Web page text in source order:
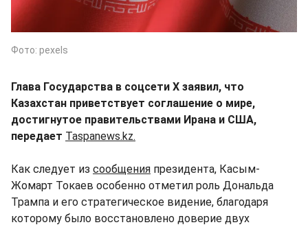
Фото: pexels
Глава Государства в соцсети Х заявил, что
Казахстан приветствует соглашение о мире,
достигнутое правительствами Ирана и США,
передает Taspanews.kz.
Как следует из сообщения президента, Касым-
Жомарт Токаев особенно отметил роль Дональда
Трампа и его стратегическое видение, благодаря
которому было восстановлено доверие двух